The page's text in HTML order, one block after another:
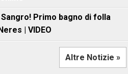
Primo bagno di folla
| VIDEO
Altre Notizie »